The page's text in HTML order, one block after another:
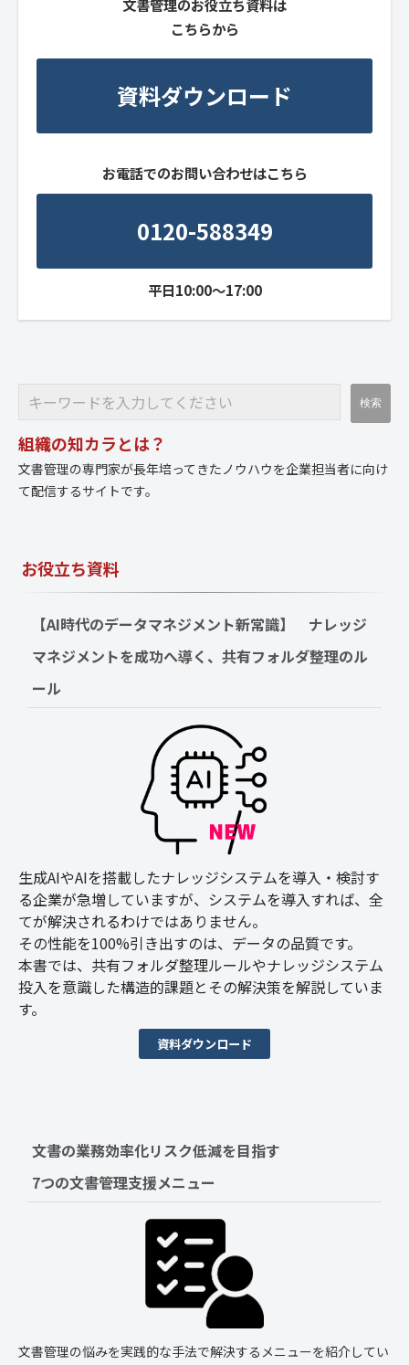
文書管理のお役立ち資料は
こちらから
資料ダウンロード
お電話でのお問い合わせはこちら
0120-588349
平日10:00～17:00
組織の知カラとは？
文書管理の専門家が長年培ってきたノウハウを企業担当者に向け
て配信するサイトです。
お役立ち資料
【AI時代のデータマネジメント新常識】　ナレッジ
マネジメントを成功へ導く、共有フォルダ整理のル
ール
生成AIやAIを搭載したナレッジシステムを導入・検討す
る企業が急増していますが、システムを導入すれば、全
てが解決されるわけではありません。
その性能を100%引き出すのは、データの品質です。
本書では、共有フォルダ整理ルールやナレッジシステム
投入を意識した構造的課題とその解決策を解説していま
す。
資料ダウンロード
文書の業務効率化リスク低減を目指す
7つの文書管理支援メニュー
文書管理の悩みを実践的な手法で解決するメニューを紹介してい